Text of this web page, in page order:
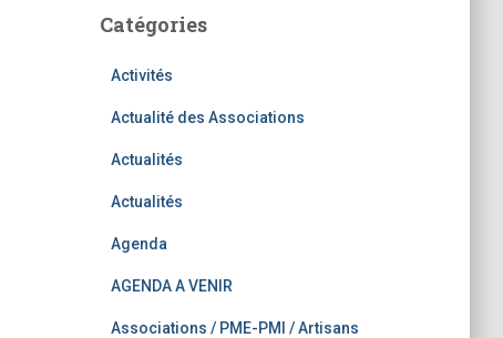
Catégories
Activités
Actualité des Associations
Actualités
Actualités
Agenda
AGENDA A VENIR
Associations / PME-PMI / Artisans